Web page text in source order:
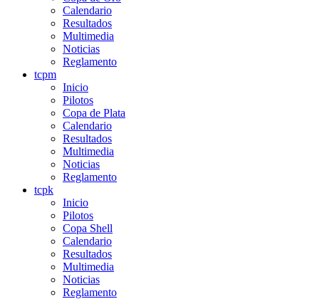
Calendario
Resultados
Multimedia
Noticias
Reglamento
tcpm
Inicio
Pilotos
Copa de Plata
Calendario
Resultados
Multimedia
Noticias
Reglamento
tcpk
Inicio
Pilotos
Copa Shell
Calendario
Resultados
Multimedia
Noticias
Reglamento